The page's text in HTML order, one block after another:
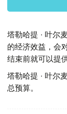
塔勒哈提 ∙ 叶尔
的经济效益，会
结束前就可以提
塔勒哈提 ∙ 叶尔
总预算。